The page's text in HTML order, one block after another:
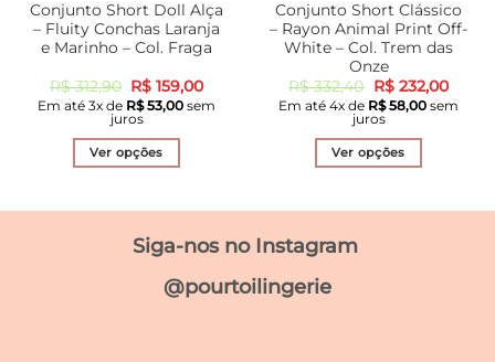
Conjunto Short Doll Alça
– Fluity Conchas Laranja
e Marinho – Col. Fraga
R$312,90 O
preço
original
era:
R$ 312,90.
R$ 159,00O
preço
atual
Em até 3x de R$53,00 sem
juros
Ver opções
várias
Conjunto Short Clássico
– Rayon Animal Print Off-
White – Col. Trem das
Onze
R$332,40 O
preço
original
era:
R$ 332,40.
R$232,00O
preço
atual
Em até 4x de R$58,00 sem
juros
Ver opções
Siga-nos no Instagram
@pourtoilingerie